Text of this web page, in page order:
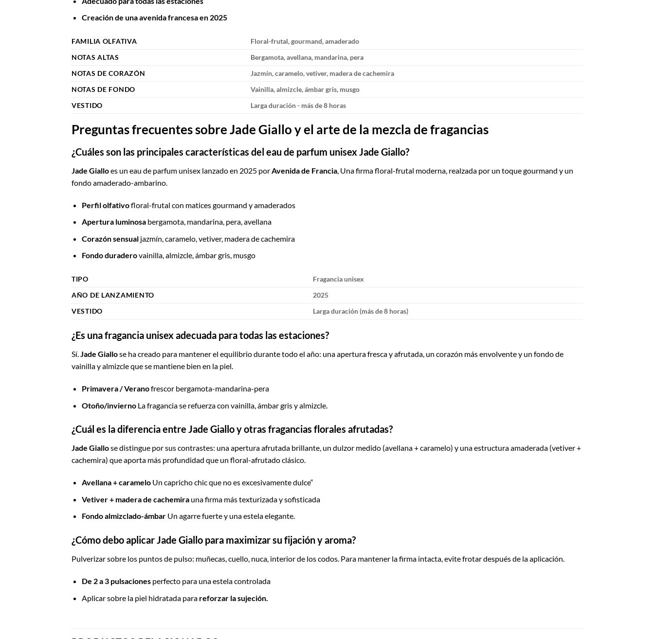
Creación de una avenida francesa en 2025
FAMILIA OLFATIVA
Floral-frutal, gourmand, amaderado
NOTAS ALTAS
Bergamota, avellana, mandarina, pera
NOTAS DE CORAZÓN
Jazmín, caramelo, vetiver, madera de cachemira
NOTAS DE FONDO
Vainilla, almizcle, ámbar gris, musgo
VESTIDO
Larga duración - más de 8 horas
Preguntas frecuentes sobre Jade Giallo y el arte de la mezcla de fragancias
¿Cuáles son las principales características del eau de parfum unisex Jade Giallo?
Jade Gialloes un eau de parfum unisex lanzado en 2025 porAvenida de Francia, Una firma floral-frutal moderna, realzada por un toque gourmand y un
fondo amaderado-ambarino.
Perfil olfativofloral-frutal con matices gourmand y amaderados
Apertura luminosabergamota, mandarina, pera, avellana
Corazón sensualjazmín, caramelo, vetiver, madera de cachemira
Fondo duraderovainilla, almizcle, ámbar gris, musgo
TIPO
Fragancia unisex
AÑO DE LANZAMIENTO
2025
VESTIDO
Larga duración (más de 8 horas)
¿Es una fragancia unisex adecuada para todas las estaciones?
Sí.Jade Giallose ha creado para mantener el equilibrio durante todo el año: una apertura fresca y afrutada, un corazón más envolvente y un fondo de
vainilla y almizcle que se mantiene bien en la piel.
Primavera / Veranofrescor bergamota-mandarina-pera
Otoño/inviernoLa fragancia se refuerza con vainilla, ámbar gris y almizcle.
¿Cuál es la diferencia entre Jade Giallo y otras fragancias florales afrutadas?
Jade Giallose distingue por sus contrastes: una apertura afrutada brillante, un dulzor medido (avellana + caramelo) y una estructura amaderada (vetiver +
cachemira) que aporta más profundidad que un floral-afrutado clásico.
Avellana + carameloUn capricho chic que no es excesivamente dulce“
Vetiver + madera de cachemirauna firma más texturizada y sofisticada
Fondo almizclado-ámbarUn agarre fuerte y una estela elegante.
¿Cómo debo aplicar Jade Giallo para maximizar su fijación y aroma?
Pulverizar sobre los puntos de pulso: muñecas, cuello, nuca, interior de los codos. Para mantener la firma intacta, evite frotar después de la aplicación.
De 2 a 3 pulsacionesperfecto para una estela controlada
Aplicar sobre la piel hidratada para reforzar la sujeción.